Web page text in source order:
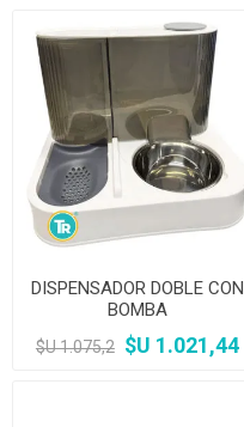
DISPENSADOR DOBLE CON
BOMBA
$U 1.075,2 $U 1.021,44